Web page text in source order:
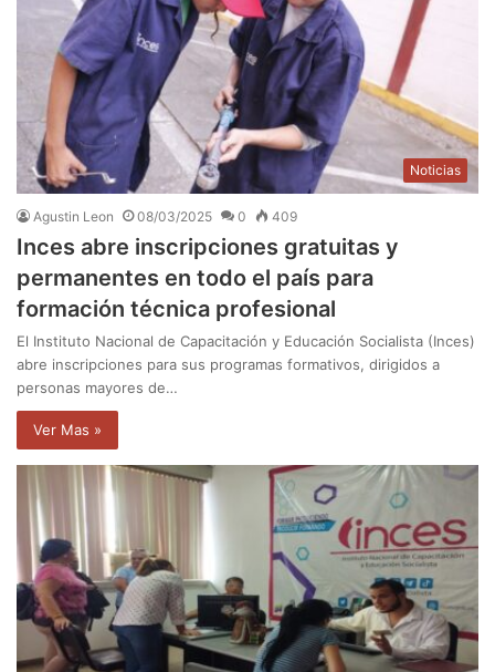
Noticias
Agustin Leon 08/03/2025 0 409
Inces abre inscripciones gratuitas y
permanentes en todo el país para
formación técnica profesional
El Instituto Nacional de Capacitación y Educación Socialista (Inces)
abre inscripciones para sus programas formativos, dirigidos a
personas mayores de…
Ver Mas »